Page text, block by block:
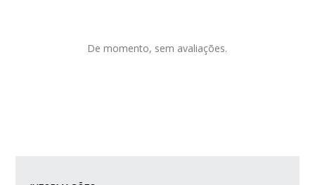
De momento, sem avaliações.